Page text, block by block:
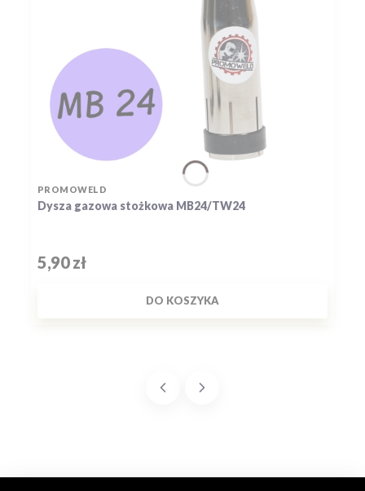
Dysza gazowa stożkowa MB24/TW24
PRODUCENT
PROMOWELD
Cena
5,90 zł
DO KOSZYKA